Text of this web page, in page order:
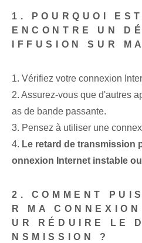
1. POURQUOI
ENCONTRE UN
IFFUSION SUR
1. Vérifiez votre connexion
2. Assurez-vous que d'autres
as de bande passante.
3. Pensez à utiliser une
4. Le retard de transmission
onnexion Internet instable
2. COMMENT
R MA
UR RÉDUIRE LE
NSMISSION ?